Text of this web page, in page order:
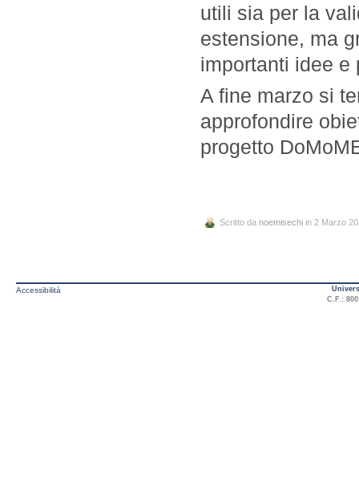
utili sia per la
estensione, ma
importanti idee
A fine marzo si
approfondire
progetto
Scritto da noemisechi in 2 Marzo
Accessibilità
C.F.: